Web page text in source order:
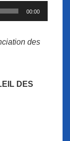
00:00
des
DES